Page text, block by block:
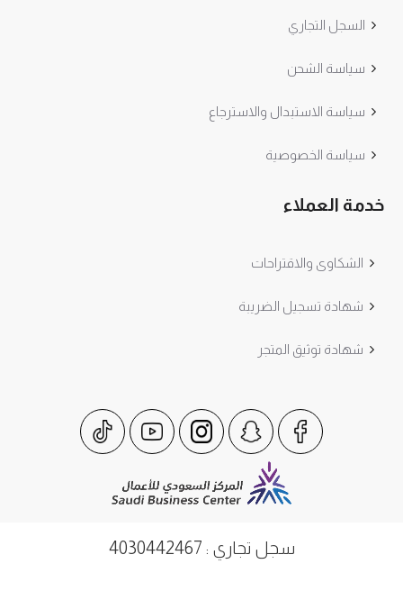
السجل التجاري
سياسة الشحن
سياسة الاستبدال والاسترجاع
سياسة الخصوصية
خدمة العملاء
الشكاوى والاقتراحات
شهادة تسجيل الضريبة
شهادة توثيق المتجر
سجل تجاري : 4030442467